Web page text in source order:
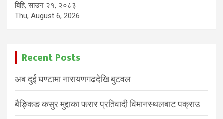
बिहि, साउन २१, २०८३
Thu, August 6, 2026
Recent Posts
अब दुई घण्टामा नारायणगढदेखि बुटवल
बैङ्किङ कसुर मुद्दाका फरार प्रतिवादी विमानस्थलबाट पक्राउ